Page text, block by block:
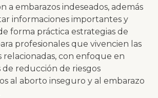
a embarazos indeseados, además
informaciones importantes y
forma práctica estrategias de
profesionales que vivencien las
relacionadas, con enfoque en
de reducción de riesgos
al aborto inseguro y al embarazo